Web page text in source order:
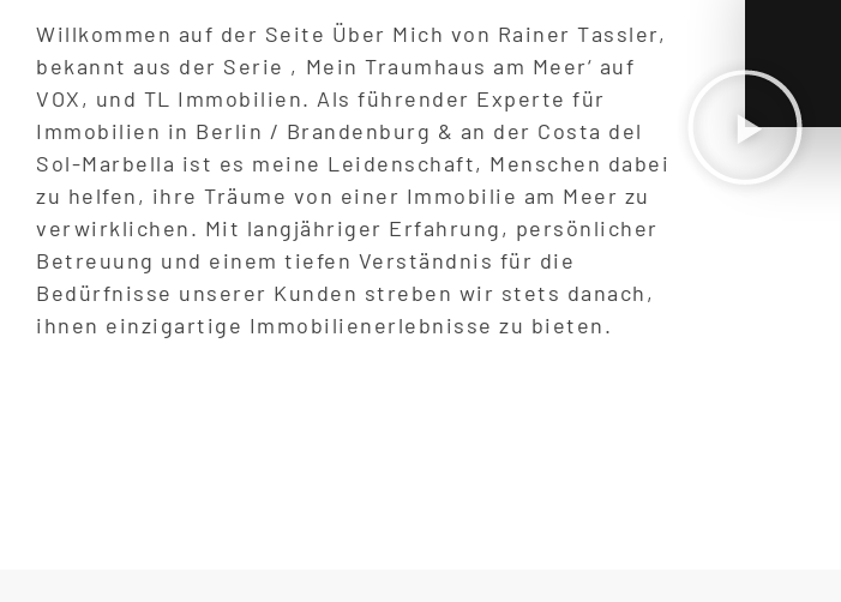
Willkommen auf der Seite Über Mich von Rainer Tassler,
bekannt aus der Serie ‚Mein Traumhaus am Meer‘ auf
VOX, und TL Immobilien. Als führender Experte für
Immobilien in Berlin / Brandenburg & an der Costa del
Sol-Marbella ist es meine Leidenschaft, Menschen dabei
zu helfen, ihre Träume von einer Immobilie am Meer zu
verwirklichen. Mit langjähriger Erfahrung, persönlicher
Betreuung und einem tiefen Verständnis für die
Bedürfnisse unserer Kunden streben wir stets danach,
ihnen einzigartige Immobilienerlebnisse zu bieten.